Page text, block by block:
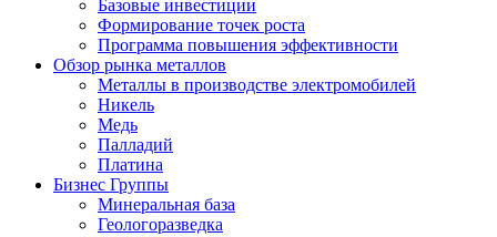
Базовые инвестиции
Формирование точек роста
Программа повышения эффективности
Обзор рынка металлов
Металлы в производстве электромобилей
Никель
Медь
Палладий
Платина
Бизнес Группы
Минеральная база
Геологоразведка